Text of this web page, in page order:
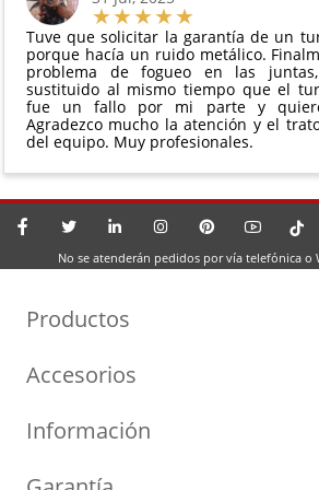
Tuve que solicitar la garantía de un
porque hacía un ruido metálico.
problema de fogueo en las
sustituido al mismo tiempo que el
fue un fallo por mi parte y
Agradezco mucho la atención y el
del equipo. Muy profesionales.
No se atenderán pedidos por vía telefónica o
Productos
Turbos por Marca
Cartuchos
Accesorios
Geometrías
Información